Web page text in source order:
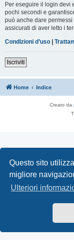
Questo sito
migliore
Ulteriori
Per eseguire il login devi
pochi secondi e
può anche dare
assicurati di aver letto i
Condizioni d’uso |
Iscriviti
Home Indice
Creato da